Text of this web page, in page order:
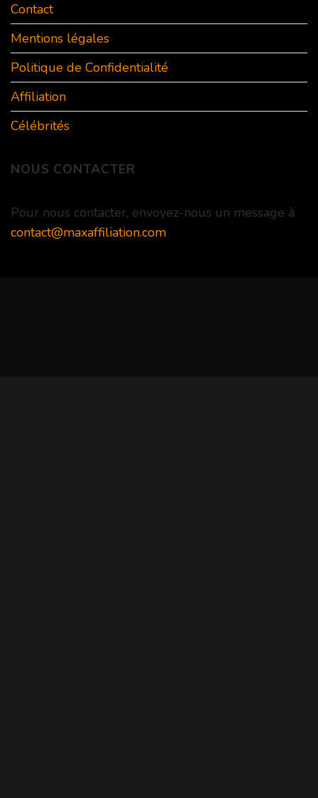
Contact
Mentions légales
Politique de Confidentialité
Affiliation
Célébrités
NOUS CONTACTER
Pour nous contacter, envoyez-nous un message à
contact@maxaffiliation.com